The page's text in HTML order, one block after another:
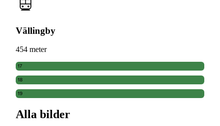
Vällingby
454 meter
17
18
19
Alla bilder